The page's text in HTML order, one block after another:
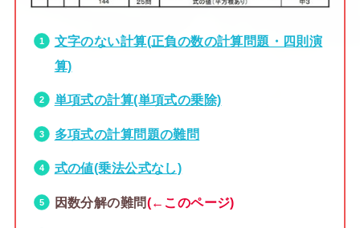
文字のない計算(正負の数の計算問題・四則演
算)
単項式の計算(単項式の乗除)
多項式の計算問題の難問
式の値(乗法公式なし)
因数分解の難問(←このページ)